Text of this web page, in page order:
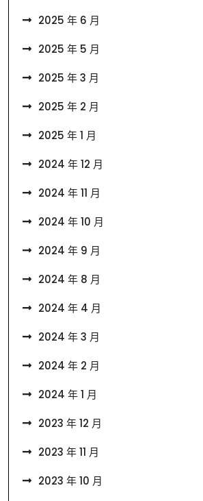
2025 年 6 月
2025 年 5 月
2025 年 3 月
2025 年 2 月
2025 年 1 月
2024 年 12 月
2024 年 11 月
2024 年 10 月
2024 年 9 月
2024 年 8 月
2024 年 4 月
2024 年 3 月
2024 年 2 月
2024 年 1 月
2023 年 12 月
2023 年 11 月
2023 年 10 月